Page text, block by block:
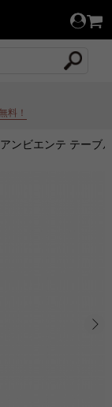
料！
アンビエンテ テーブ